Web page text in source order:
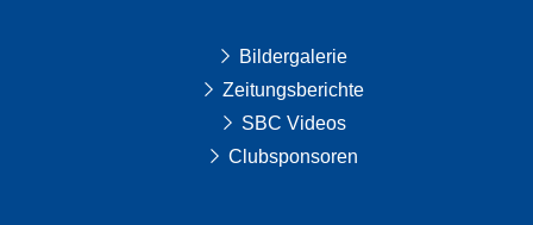
Bildergalerie
Zeitungsberichte
SBC Videos
Clubsponsoren